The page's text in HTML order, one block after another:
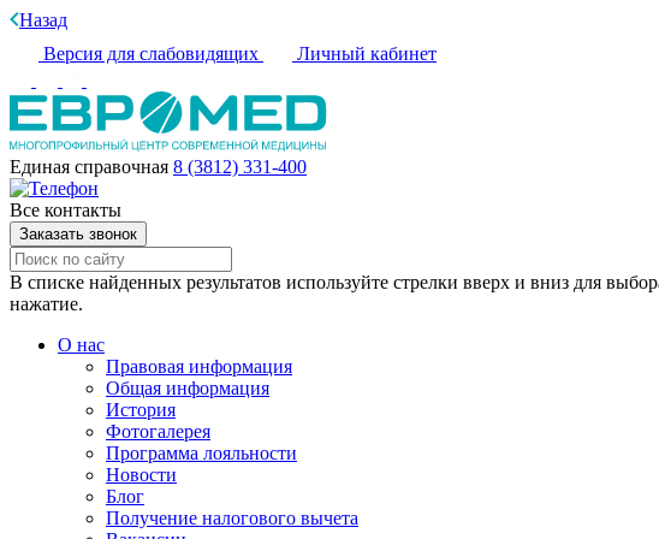
Назад
Версия для слабовидящих
Личный кабинет
Единая справочная 8 (3812) 331-400
Все контакты
Заказать звонок
В списке найденных результатов используйте стрелки вверх и вниз для
нажатие.
О нас
Правовая информация
Общая информация
История
Фотогалерея
Программа лояльности
Новости
Блог
Получение налогового вычета